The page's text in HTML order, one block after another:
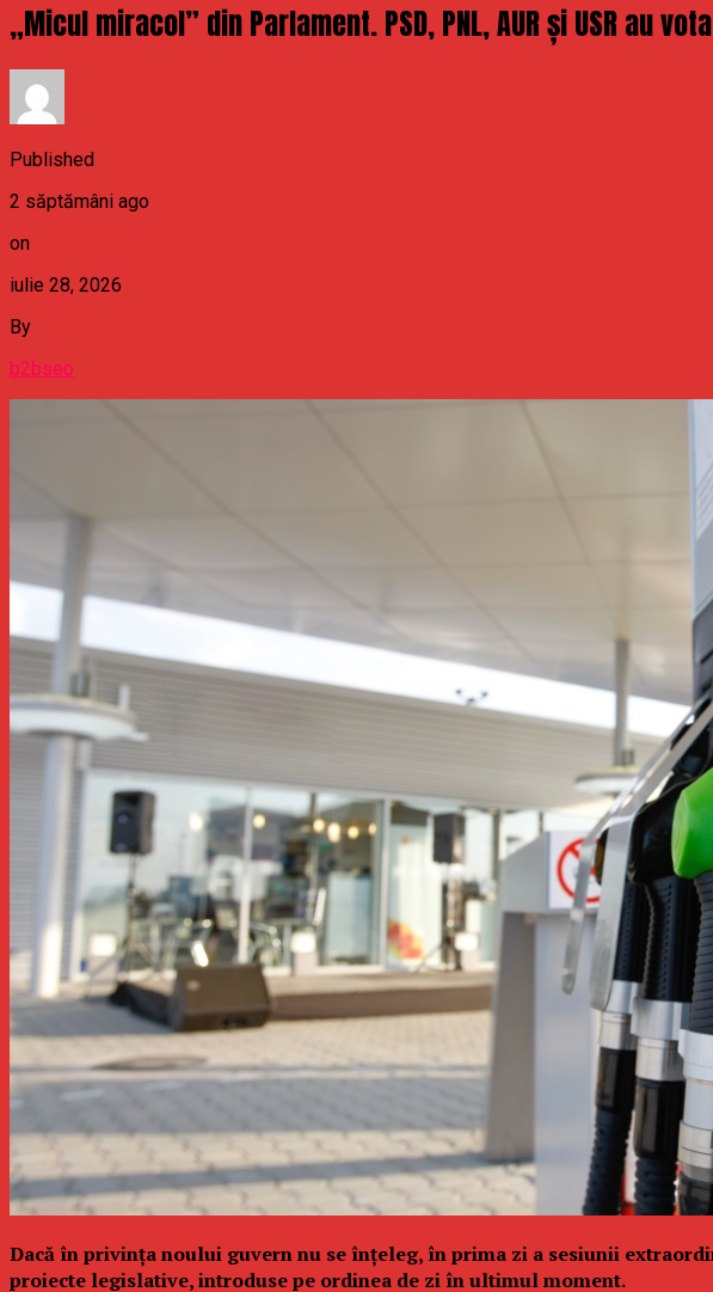
„Micul miracol” din Parlament. PSD, PNL, AUR și USR au
Published
2 săptămâni ago
on
iulie 28, 2026
By
b2bseo
Dacă în privința noului guvern nu se înțeleg, în prima zi a sesiunii
proiecte legislative, introduse pe ordinea de zi în ultimul moment.